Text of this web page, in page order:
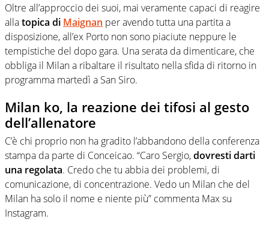
Oltre all’approccio dei suoi, mai veramente capaci di reagire
allatopica di Maignan per avendo tutta una partita a
disposizione, all’ex Porto non sono piaciute neppure le
tempistiche del dopo gara. Una serata da dimenticare, che
obbliga il Milan a ribaltare il risultato nella sfida di ritorno in
programma martedì a San Siro.
Milan ko, la reazione dei tifosi al gesto
dell’allenatore
C’è chi proprio non ha gradito l’abbandono della conferenza
stampa da parte di Conceicao. “Caro Sergio,dovresti darti
una regolata. Credo che tu abbia dei problemi, di
comunicazione, di concentrazione. Vedo un Milan che del
Milan ha solo il nome e niente più” commenta Max su
Instagram.